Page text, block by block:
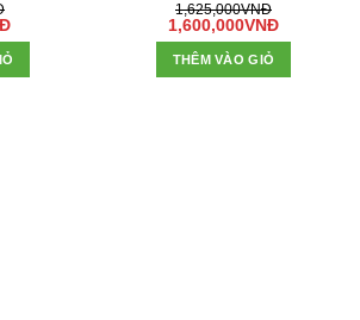
1,625,000VNĐ
1,600,000VNĐ
THÊM VÀO GIỎ